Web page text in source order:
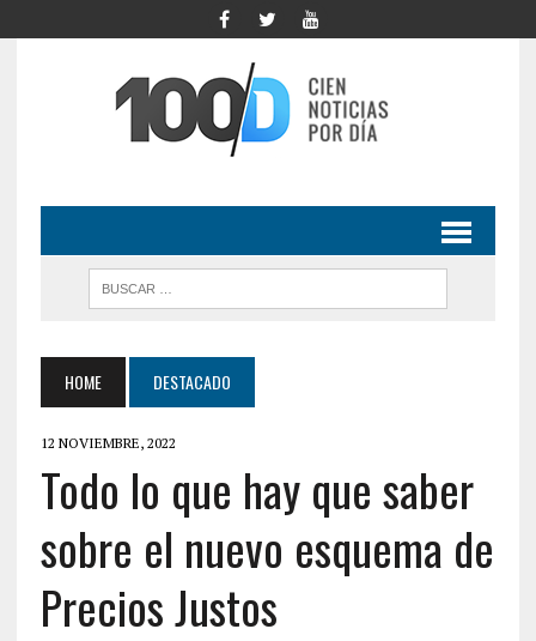
HOME DESTACADO
12 NOVIEMBRE, 2022
Todo lo que hay que saber
sobre el nuevo esquema de
Precios Justos